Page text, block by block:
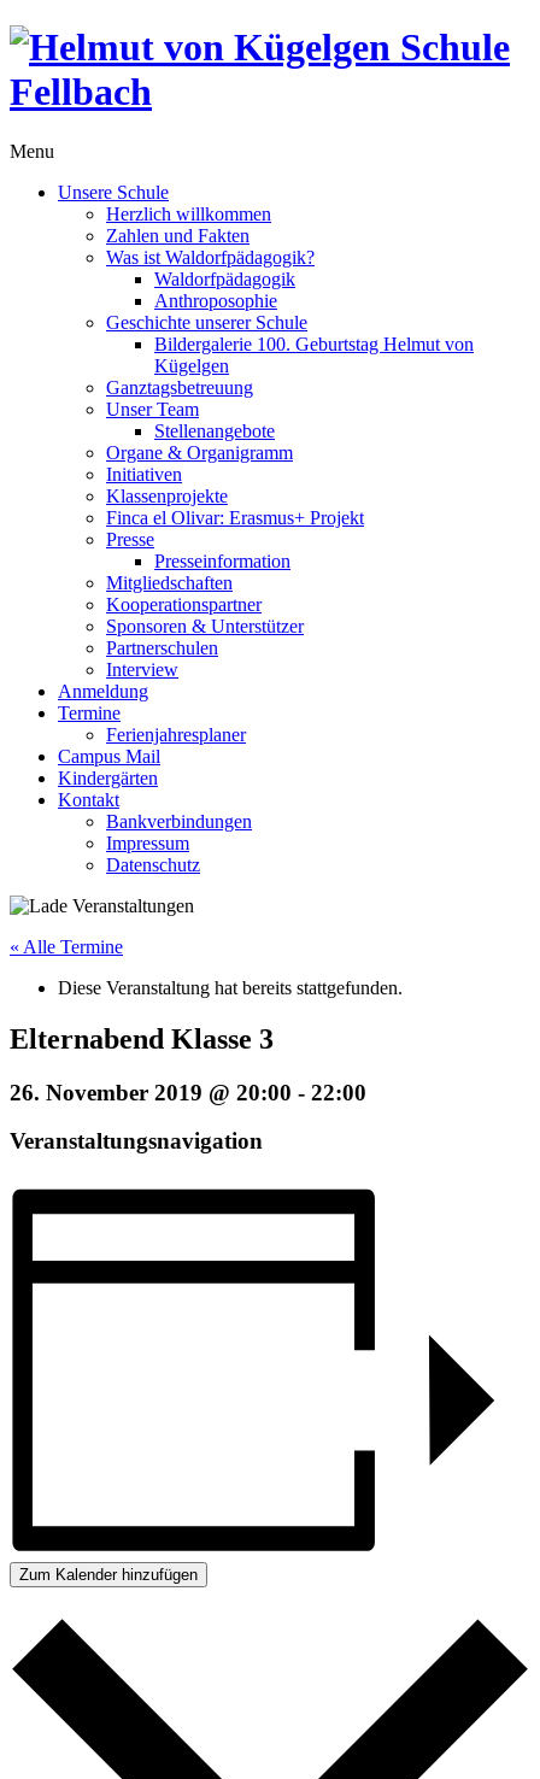
Menu
Unsere Schule
Herzlich willkommen
Zahlen und Fakten
Was ist Waldorfpädagogik?
Waldorfpädagogik
Anthroposophie
Geschichte unserer Schule
Bildergalerie 100. Geburtstag Helmut von
Kügelgen
Ganztagsbetreuung
Unser Team
Stellenangebote
Organe & Organigramm
Initiativen
Klassenprojekte
Finca el Olivar: Erasmus+ Projekt
Presse
Presseinformation
Mitgliedschaften
Kooperationspartner
Sponsoren & Unterstützer
Partnerschulen
Interview
Anmeldung
Termine
Ferienjahresplaner
Campus Mail
Kindergärten
Kontakt
Bankverbindungen
Impressum
Datenschutz
« Alle Termine
Diese Veranstaltung hat bereits stattgefunden.
Elternabend Klasse 3
26. November 2019 @ 20:00 - 22:00
Veranstaltungsnavigation
Zum Kalender hinzufügen